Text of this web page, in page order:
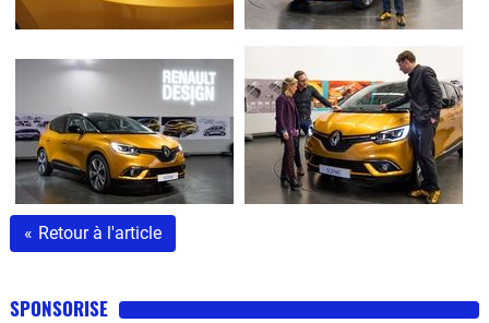
« Retour à l'article
SPONSORISE